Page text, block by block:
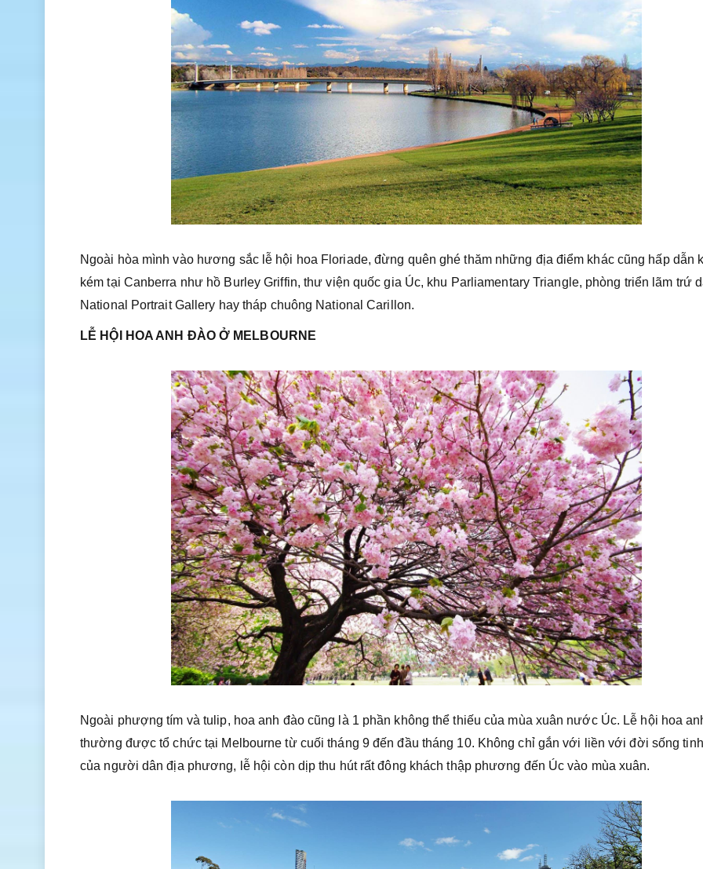
Ngoài hòa mình vào hương sắc lễ hội hoa Floriade, đừng quên ghé thăm những địa điểm khác cũng hấp dẫn
kém tại Canberra như hồ Burley Griffin, thư viện quốc gia Úc, khu Parliamentary Triangle, phòng triển lãm trứ
National Portrait Gallery hay tháp chuông National Carillon.
LỄ HỘI HOA ANH ĐÀO Ở MELBOURNE
Ngoài phượng tím và tulip, hoa anh đào cũng là 1 phần không thể thiếu của mùa xuân nước Úc. Lễ hội hoa
thường được tổ chức tại Melbourne từ cuối tháng 9 đến đầu tháng 10. Không chỉ gắn với liền với đời sống
của người dân địa phương, lễ hội còn dịp thu hút rất đông khách thập phương đến Úc vào mùa xuân.